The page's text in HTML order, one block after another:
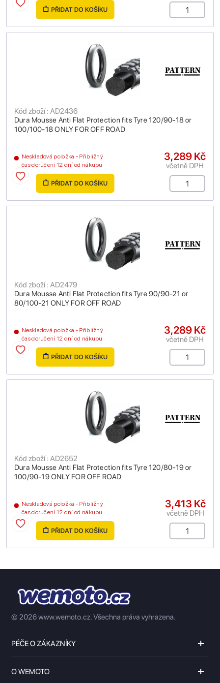
PŘIDAT DO KOŠÍKU
Dura Mousse Anti Flat Protection fits Tyre 120/90-18 or
100/100-18 ONLY FOR OFF ROAD
Kód zboží : AD2436
Neskladová položka - Přibližný
čas doručení 12 dní od nákupu
3,289 Kč
včetně DPH
PŘIDAT DO KOŠÍKU
Dura Mousse Anti Flat Protection fits Tyre 90/90-21 or
80/100-21 ONLY FOR OFF ROAD
Kód zboží : AD2479
Neskladová položka - Přibližný
čas doručení 12 dní od nákupu
3,289 Kč
včetně DPH
PŘIDAT DO KOŠÍKU
Dura Mousse Anti Flat Protection fits Tyre 120/80-19 or
100/90-19 ONLY FOR OFF ROAD
Kód zboží : AD2652
Neskladová položka - Přibližný
čas doručení 12 dní od nákupu
3,413 Kč
včetně DPH
PŘIDAT DO KOŠÍKU
© 2026 www.wemoto.cz.Všechna práva vyhrazena.
PÉČE O ZÁKAZNÍKY
O WEMOTO